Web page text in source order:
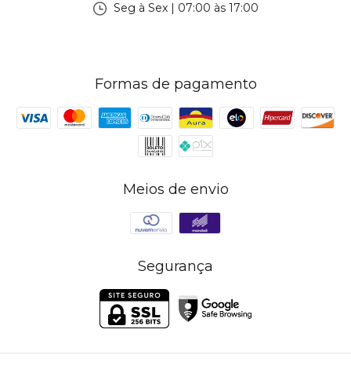
Seg à Sex | 07:00 às 17:00
Formas de pagamento
Meios de envio
Segurança